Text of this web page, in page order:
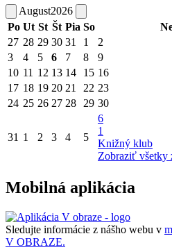
August2026
Po Ut St Št Pia So
27 28 29 30 31 1
2
3
4 5 6 7 8
9
10 11 12 13 14 15 16
17 18 19 20 21 22 23
24 25 26 27 28 29 30
31 1 2 3 4 5
6
1
Knižný klub
Zobraziť všetky
Mobilná aplikácia
Sledujte informácie z nášho webu v
V OBRAZE.